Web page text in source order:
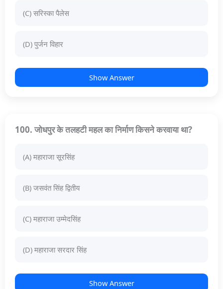
(C) सरिस्का पैलेस
(D) पुर्जन विहार
Show Answer
100. जोधपुर के तलहटी महल का निर्माण किसने करवाया था?
(A) महाराजा सूरसिंह
(B) जसवंत सिंह द्वितीय
(C) महाराजा उम्मेदसिंह
(D) महाराजा सरदार सिंह
Show Answer